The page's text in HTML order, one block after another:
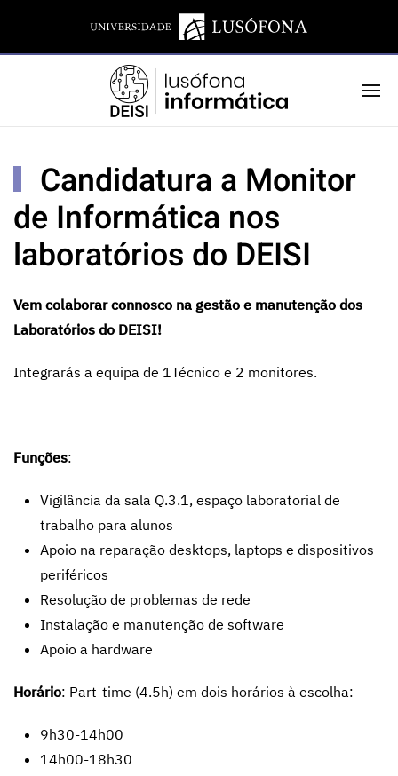
Candidatura a Monitor
de Informática nos
laboratórios do DEISI
Vem colaborar connosco na gestão e manutenção dos
Laboratórios do DEISI!
Integrarás a equipa de 1Técnico e 2 monitores.
Funções:
Vigilância da sala Q.3.1, espaço laboratorial de
trabalho para alunos
Apoio na reparação desktops, laptops e dispositivos
periféricos
Resolução de problemas de rede
Instalação e manutenção de software
Apoio a hardware
Horário: Part-time (4.5h) em dois horários à escolha:
9h30-14h00
14h00-18h30